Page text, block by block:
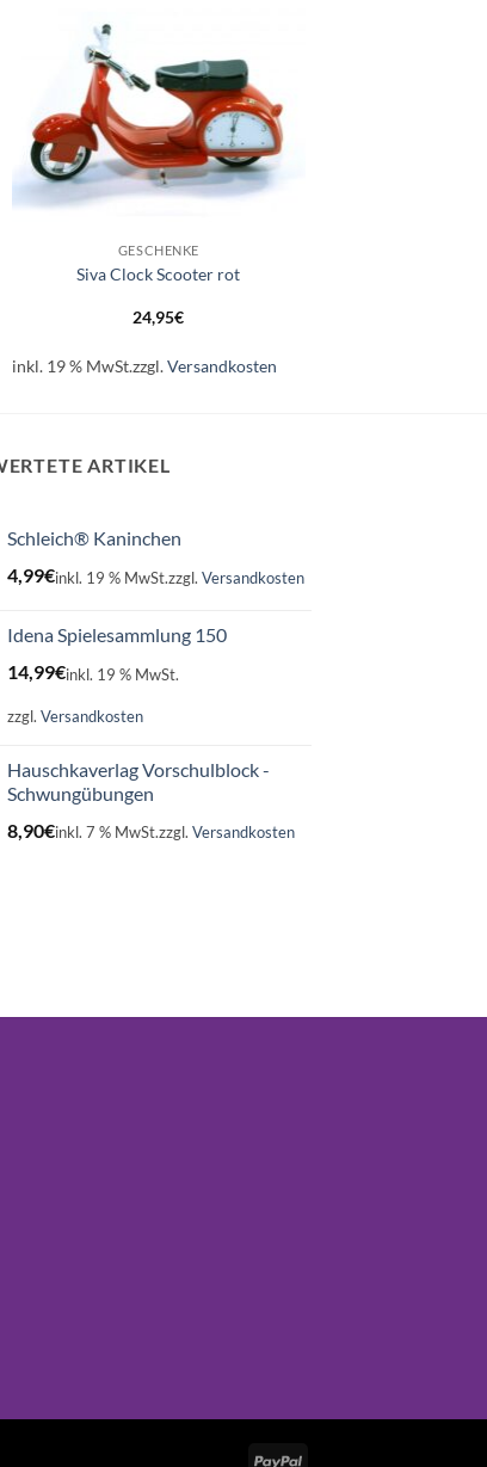
+
GESCHENKE
Siva Clock Scooter rot
24,95€
inkl. 19 % MwSt.zzgl.Versandkosten
ARTIKEL
Schleich® Kaninchen
4,99€inkl. 19 % MwSt.zzgl. Versandkosten
Idena Spielesammlung 150
14,99€inkl. 19 % MwSt.
zzgl. Versandkosten
Hauschkaverlag Vorschulblock -
Schwungübungen
8,90€inkl. 7 % MwSt.zzgl. Versandkosten
PayPal